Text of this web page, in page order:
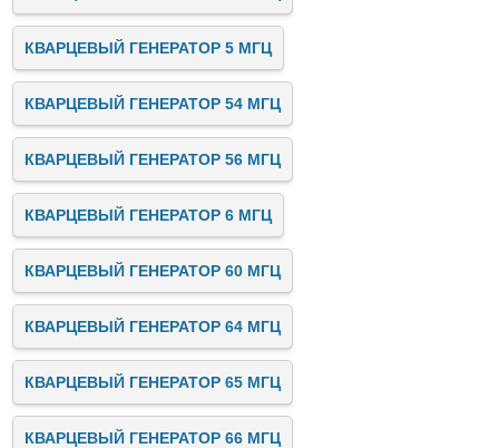
КВАРЦЕВЫЙ ГЕНЕРАТОР 5 МГЦ
КВАРЦЕВЫЙ ГЕНЕРАТОР 54 МГЦ
КВАРЦЕВЫЙ ГЕНЕРАТОР 56 МГЦ
КВАРЦЕВЫЙ ГЕНЕРАТОР 6 МГЦ
КВАРЦЕВЫЙ ГЕНЕРАТОР 60 МГЦ
КВАРЦЕВЫЙ ГЕНЕРАТОР 64 МГЦ
КВАРЦЕВЫЙ ГЕНЕРАТОР 65 МГЦ
КВАРЦЕВЫЙ ГЕНЕРАТОР 66 МГЦ